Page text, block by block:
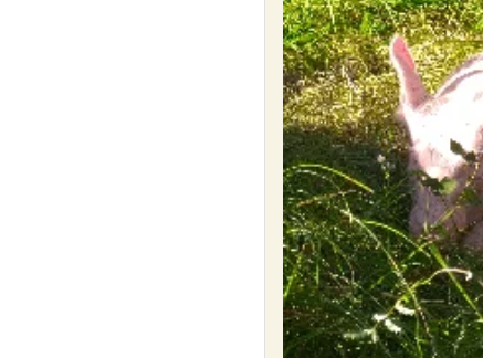
Ils sont élevés dans des parcs couvert qui
Ils sont nourris avec des céréales en
permettre un meilleur transit et surtout pour
Et oui un cochon si ont l’écoute serait
des racinent et divers insectes et vers se
(cochons) préfèrent les manger plutôt